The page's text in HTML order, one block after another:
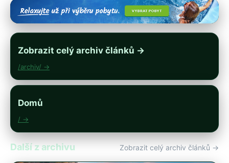
Zobrazit celý archiv článků →
/archiv/ →
Domů
/ →
Další z archivu Zobrazit celý archiv článků →